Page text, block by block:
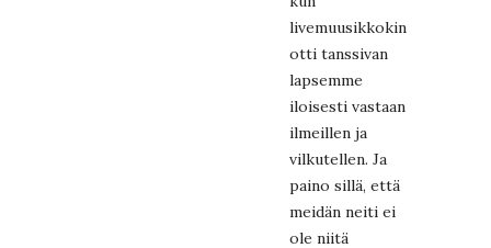
livemuusikkokin
otti tanssivan
lapsemme
iloisesti vastaan
ilmeillen ja
vilkutellen. Ja
paino sillä, että
meidän neiti ei
ole niitä